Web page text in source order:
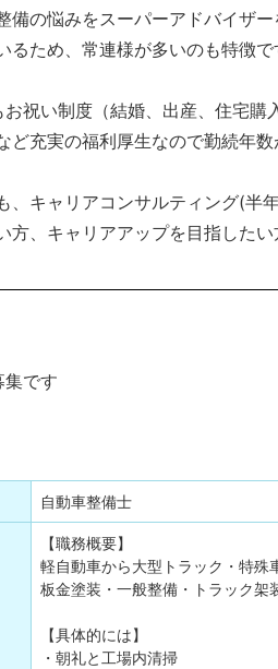
備の悩みをスーパーアドバイザ
ため、常連様が多いのも特徴で
祝い制度（結婚、出産、住宅購
ど充実の福利厚生なので勤続年
キャリアコンサルティング(半
方、キャリアアップを目指した
です
自動車整備士
【職務概要】
軽自動車から大型トラック・特殊
板金塗装・一般整備・トラック架
【具体的には】
・朝礼と工場内清掃